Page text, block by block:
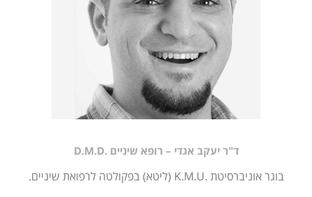
ד"ר יעקב אגדי – רופא שיניים .D.M.D
בוגר אוניברסיטת .K.M.U (ליטא) בפקולטה לרפואת שיניים.